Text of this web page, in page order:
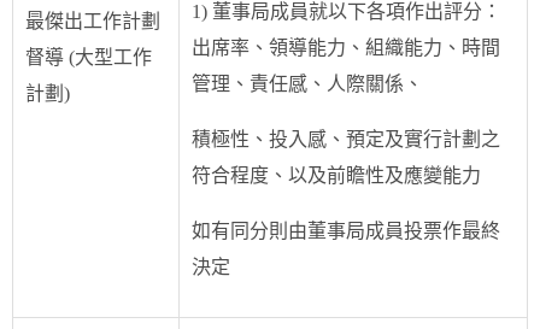
最傑出工作計劃
督導 (大型工作
計劃)
1) 董事局成員就以下各項作出評分：
出席率、領導能力、組織能力、時間
管理、責任感、人際關係、
積極性、投入感、預定及實行計劃之
符合程度、以及前瞻性及應變能力
如有同分則由董事局成員投票作最終
決定